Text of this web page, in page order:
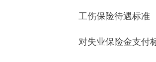
工伤保险待遇标准
对失业保险金支付